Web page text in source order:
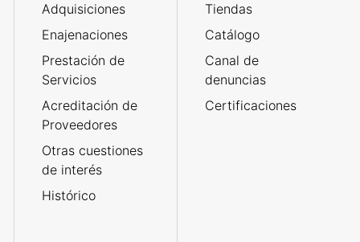
Adquisiciones
Enajenaciones
Prestación de
Servicios
Acreditación de
Proveedores
Otras cuestiones
de interés
Histórico
Tiendas
Catálogo
Canal de
denuncias
Certificaciones